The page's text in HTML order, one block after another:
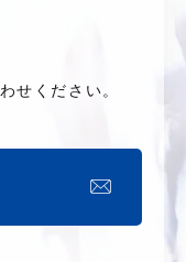
せください。